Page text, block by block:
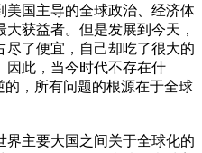
美国主导的全球政治、经济体
获益者。但是发展到今天，
尽了便宜，自己却吃了很大的
因此，当今时代不存在什
的，所有问题的根源在于全球
主要大国之间关于全球化的